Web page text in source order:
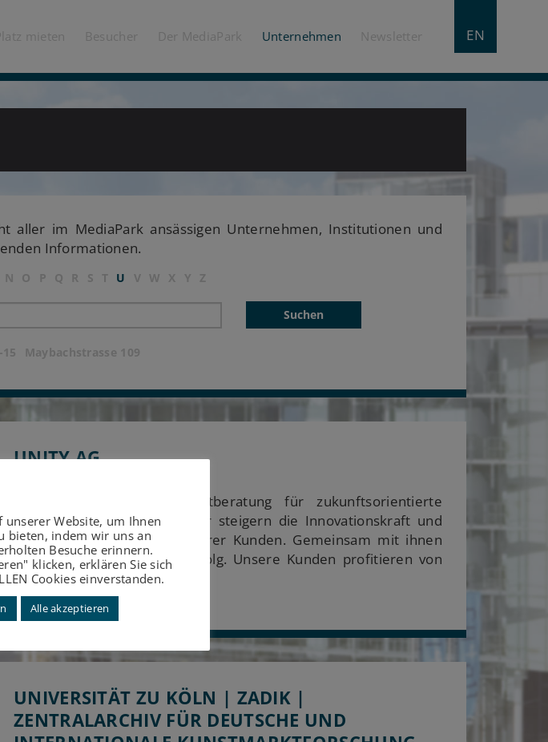
EN
mieten Besucher Der MediaPark Unternehmen Newsletter
aller im MediaPark ansässigen Unternehmen, Institutionen und
Informationen.
N O P Q R S T U V W X Y Z
Suchen
15 Maybachstrasse 109
UNITY AG
UNITY ist die Managementberatung für zukunftsorientierte
Unternehmensgestaltung. Wir steigern die Innovationskraft und
die operative Exzellenz unserer Kunden. Gemeinsam mit ihnen
führen wir Projekte zum Erfolg. Unsere Kunden profitieren von
mehrweiterlesen...
UNIVERSITÄT ZU KÖLN | ZADIK |
ZENTRALARCHIV FÜR DEUTSCHE UND
Website, um Ihnen
bieten, indem wir uns an
Besuche erinnern.
klicken, erklären Sie sich
Cookies einverstanden.
Alle akzeptieren